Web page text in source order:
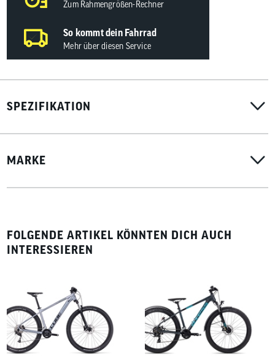
Zum Rahmengrößen-Rechner
So kommt dein Fahrrad
Mehr über diesen Service
SPEZIFIKATION
MARKE
FOLGENDE ARTIKEL KÖNNTEN DICH AUCH
INTERESSIEREN